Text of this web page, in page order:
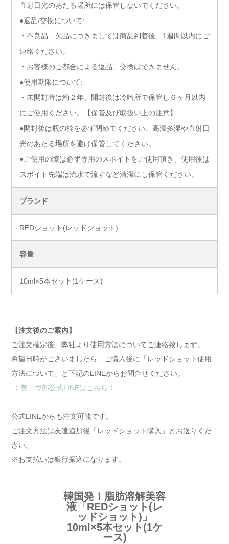
直射日光のあたる場所には保管しないでください。
●返品/交換について:
・不良品、欠品につきましては商品到着後、1週間以内にご
連絡ください。
・お客様のご都合による返品、交換はできません。
●使用期限について:
・未開封時は約２年、開封後は冷暗所で保管し６ヶ月以内
にご使用ください。【保管及び取扱い上の注意】
●開封後は瓶の栓を必ず閉めてください、高温多湿や直射日
光のあたる場所を避け保管してください。
●ご使用の際は必ず専用のスポイトをご使用頂き、使用後は
スポイト先端は流水で流すなど清潔にし保管ください。
ブランド
REDショット(レッドショット)
容量
10ml×5本セット(1ケース)
【注文後のご案内】
ご注文確定後、弊社より使用方法についてご連絡致します。
希望日時がございましたら、ご購入後に「レッドショット使用
方法について」と下記のLINEからお問合せください。
〈 美ヨウ部公式LINEはこちら 〉
公式LINEからも注文可能です。
ご注文方法は友達追加後「レッドショット購入」とお送りくだ
さい。
※お支払いは銀行振込になります。
韓国発！脂肪溶解美容
液「REDショット(レ
ッドショット)」
10ml×5本セット(1ケ
ース)